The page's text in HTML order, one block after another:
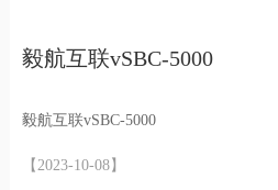
毅航互联vSBC-5000
毅航互联vSBC-5000
【2023-10-08】